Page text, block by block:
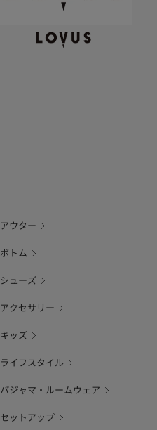
アウター
ボトム
シューズ
アクセサリー
キッズ
ライフスタイル
パジャマ・ルームウェア
セットアップ